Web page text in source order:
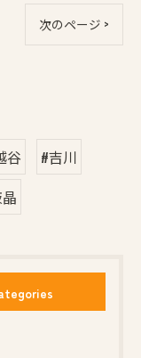
次のページ >
谷
#吉川